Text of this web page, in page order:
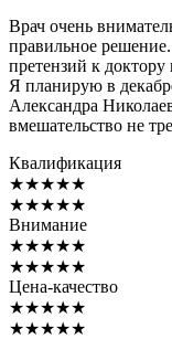
Врач очень
правильное
претензий к
Я планирую в
Александра
вмешательство не
Квалификация
★★★★★
★★★★★
Внимание
★★★★★
★★★★★
Цена-качество
★★★★★
★★★★★